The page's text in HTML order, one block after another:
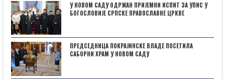
У НОВОМ САДУ ОДРЖАН ПРИЈЕМНИ ИСПИТ ЗА УПИС У
БОГОСЛОВИЈЕ СРПСКЕ ПРАВОСЛАВНЕ ЦРКВЕ
ПРЕДСЕДНИЦА ПОКРАЈИНСКЕ ВЛАДЕ ПОСЕТИЛА
САБОРНИ ХРАМ У НОВОМ САДУ